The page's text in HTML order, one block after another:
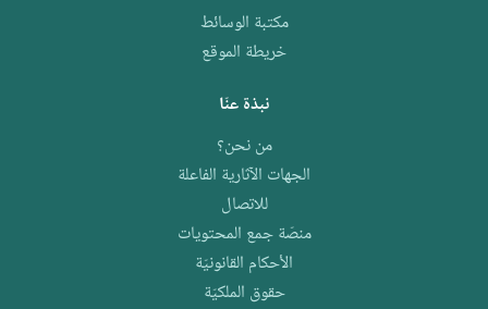
مكتبة الوسائط
خريطة الموقع
نبذة عنّا
من نحن؟
الجهات الآثارية الفاعلة
للاتصال
منصّة جمع المحتويات
الأحكام القانونيّة
حقوق الملكيّة